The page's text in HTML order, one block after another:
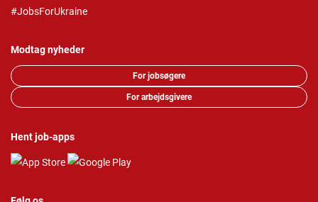
#JobsForUkraine
Modtag nyheder
For jobsøgere
For arbejdsgivere
Hent job-apps